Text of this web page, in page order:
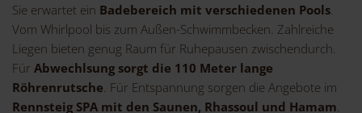
Sie erwartet ein Badebereich mit verschiedenen Pools
Vom Whirlpool bis zum Außen-Schwimmbecken. Zahlreiche
Liegen bieten genug Raum für Ruhepausen zwischendurch.
Für Abwechlsung sorgt die 110 Meter lange
Röhrenrutsche . Für Entspannung sorgen die Angebote im
Rennsteig SPA mit den Saunen, Rhassoul und Hamam